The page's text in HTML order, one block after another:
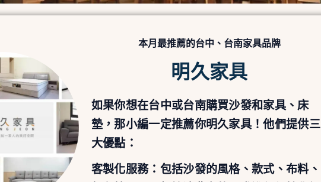
本月最推薦的台中、台南家具品牌
明久家具
如果你想在台中或台南購買沙發和家具、床
墊，那小編一定推薦你明久家具！他們提供三
大優點：
客製化服務：包括沙發的風格、款式、布料、